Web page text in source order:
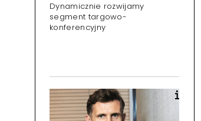
Dynamicznie rozwijamy
segment targowo-
konferencyjny